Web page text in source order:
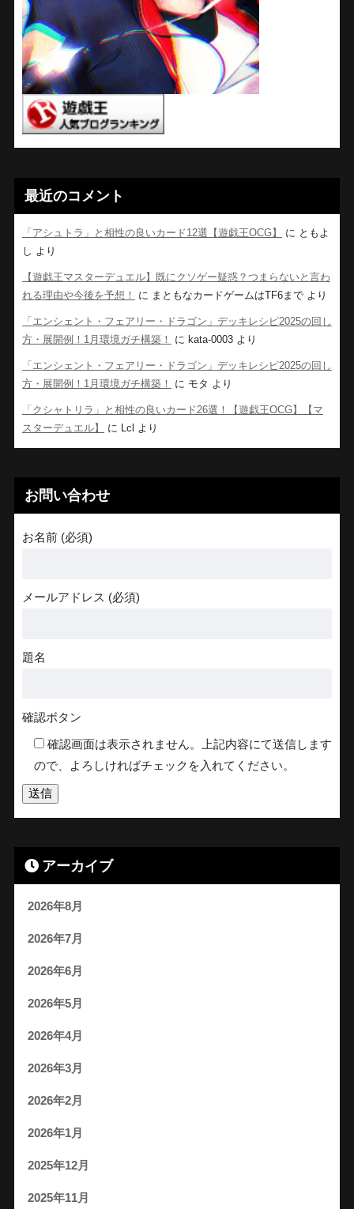
最近のコメント
「アシュトラ」と相性の良いカード12選【遊戯王OCG】 に ともよ
し より
【遊戯王マスターデュエル】既にクソゲー疑惑？つまらないと言わ
れる理由や今後を予想！
に まともなカードゲームはTF6までより
「エンシェント・フェアリー・ドラゴン」デッキレシピ2025の回し
方・展開例！1月環境ガチ構築！
に kata-0003より
「エンシェント・フェアリー・ドラゴン」デッキレシピ2025の回し
方・展開例！1月環境ガチ構築！
に モタ より
「クシャトリラ」と相性の良いカード26選！【遊戯王OCG】【マ
スターデュエル】
に Lcl より
お問い合わせ
お名前 (必須)
メールアドレス (必須)
題名
確認ボタン
確認画面は表示されません。上記内容にて送信します
ので、よろしければチェックを入れてください。
アーカイブ
2026年8月
2026年7月
2026年6月
2026年5月
2026年4月
2026年3月
2026年2月
2026年1月
2025年12月
2025年11月